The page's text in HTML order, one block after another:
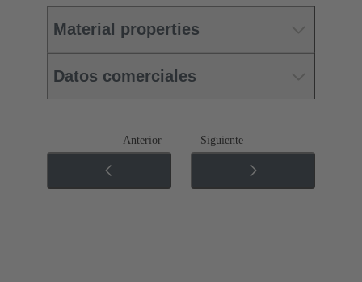
Material properties
Datos comerciales
Anterior Siguiente